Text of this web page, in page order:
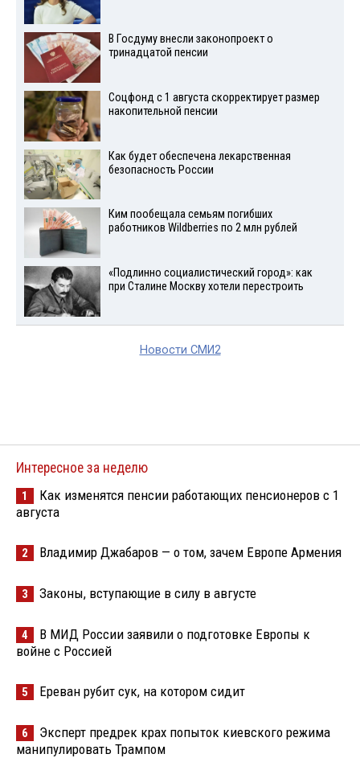
В Госдуму внесли законопроект о
тринадцатой пенсии
Соцфонд с 1 августа скорректирует размер
накопительной пенсии
Как будет обеспечена лекарственная
безопасность России
Ким пообещала семьям погибших
работников Wildberries по 2 млн рублей
«Подлинно социалистический город»: как
при Сталине Москву хотели перестроить
Новости СМИ2
Интересное за неделю
1
Как изменятся пенсии работающих пенсионеров с 1
августа
2 Владимир Джабаров — о том, зачем Европе Армения
3 Законы, вступающие в силу в августе
4
В МИД России заявили о подготовке Европы к
войне с Россией
5 Ереван рубит сук, на котором сидит
6
Эксперт предрек крах попыток киевского режима
манипулировать Трампом